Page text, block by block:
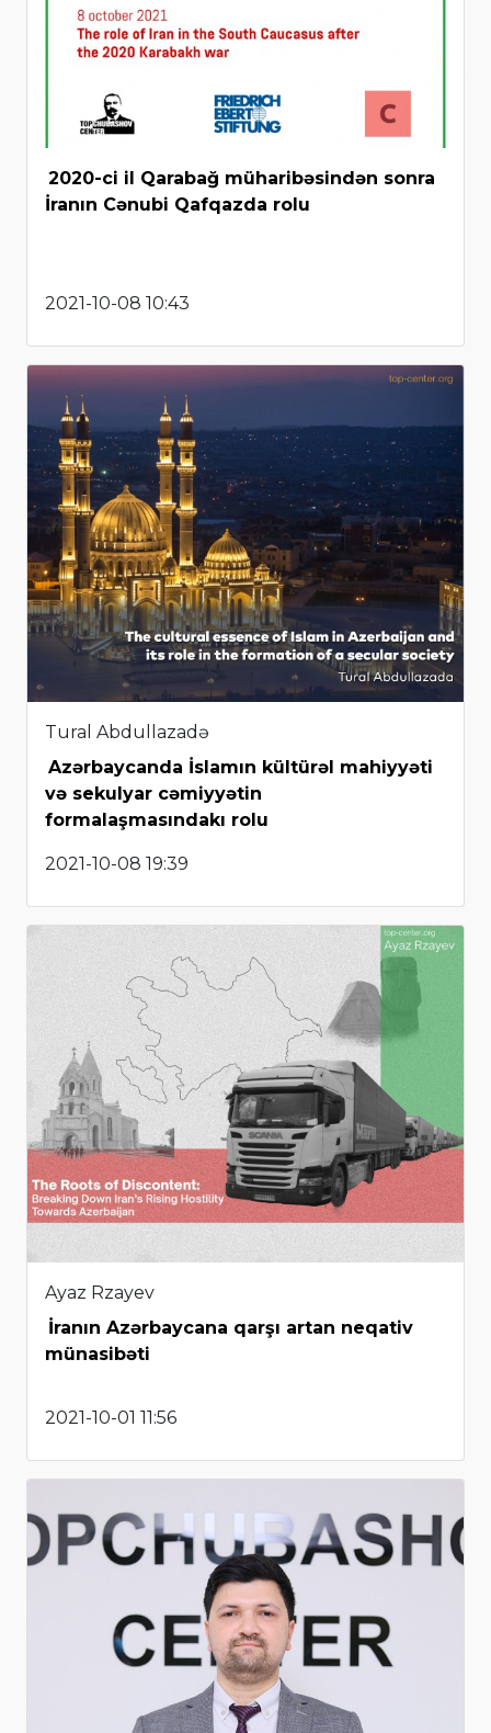
2020-ci il Qarabağ müharibəsindən sonra
İranın Cənubi Qafqazda rolu
2021-10-08 10:43
Tural Abdullazadə
Azərbaycanda İslamın kültürəl mahiyyəti
və sekulyar cəmiyyətin
formalaşmasındakı rolu
2021-10-08 19:39
Ayaz Rzayev
İranın Azərbaycana qarşı artan neqativ
münasibəti
2021-10-01 11:56